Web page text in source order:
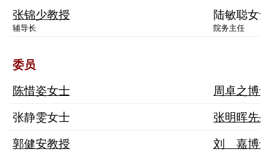
张锦少教授
辅导长
陆敏聪女士
院务主任
委员
陈惜姿女士
周卓之博士
张静雯女士
张明晖先生
郭健安教授
刘 嘉博士